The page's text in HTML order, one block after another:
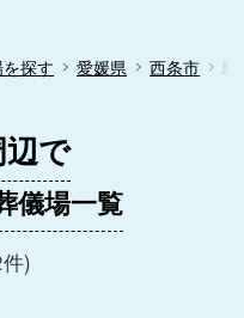
探す 愛媛県 西条市 駐
で
儀場一覧
)